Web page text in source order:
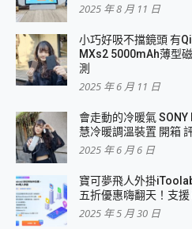
2025 年 8 月 11 日
小巧好吸不擋鏡頭 有
MXs2 5000mAh薄型
測
2025 年 6 月 11 日
會走動的冷暖氣 SONY
慧冷暖調溫裝置 開箱
2025 年 6 月 6 日
寶可夢飛人外掛
五折優惠嗨翻天！支
2025 年 5 月 30 日